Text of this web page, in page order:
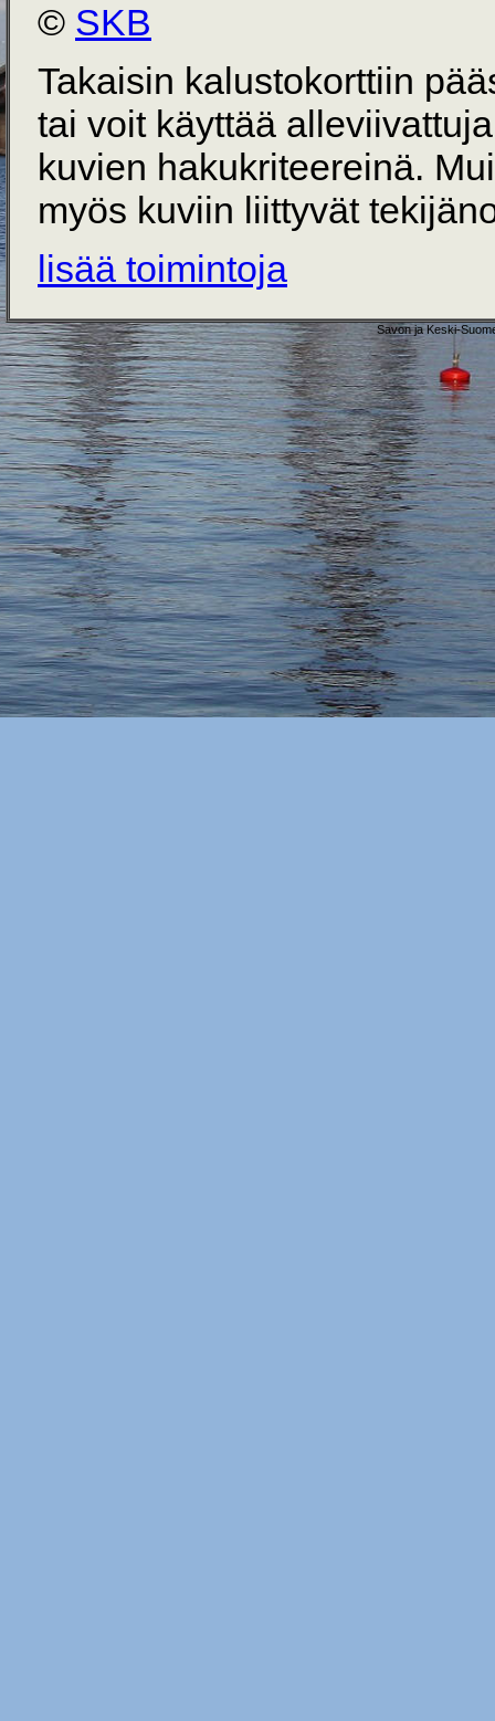
© SKB
Takaisin kalustokorttiin
tai voit käyttää
kuvien hakukriteereinä.
myös kuviin liittyvät
lisää toimintoja
Savon ja Keski-